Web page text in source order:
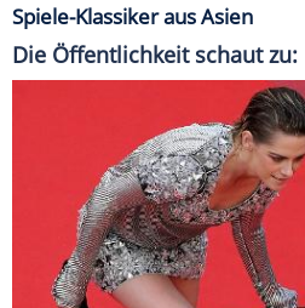
Spiele-Klassiker aus Asien
Die Öffentlichkeit schaut zu: